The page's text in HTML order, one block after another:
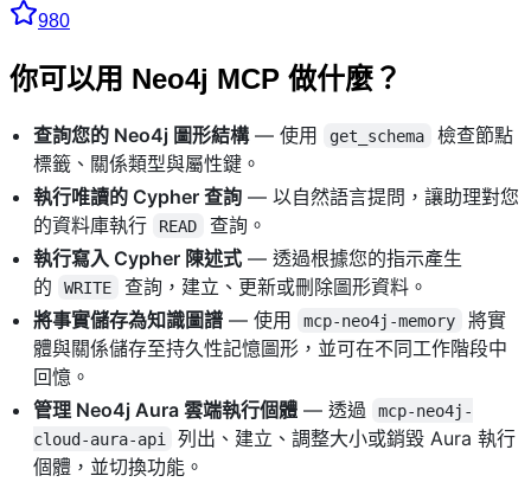
980
你可以用 Neo4j MCP 做什麼？
查詢您的 Neo4j 圖形結構— 使用 get_schema
檢查節點
標籤、關係類型與屬性鍵。
執行唯讀的 Cypher 查詢 — 以自然語言提問，讓助理對您
的資料庫執行
READ
查詢。
執行寫入 Cypher 陳述式 — 透過根據您的指示產生
的
WRITE
查詢，建立、更新或刪除圖形資料。
將事實儲存為知識圖譜 — 使用 mcp-neo4j-memory
將實
體與關係儲存至持久性記憶圖形，並可在不同工作階段中
回憶。
管理 Neo4j Aura 雲端執行個體 — 透過
mcp-neo4j-
cloud-aura-api
列出、建立、調整大小或銷毀 Aura 執行
個體，並切換功能。